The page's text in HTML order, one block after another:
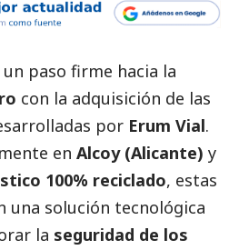
un paso firme hacia la
con la adquisición de las
por Erum Vial.
en Alcoy (Alicante) y
100% reciclado, estas
una solución tecnológica
la seguridad de los